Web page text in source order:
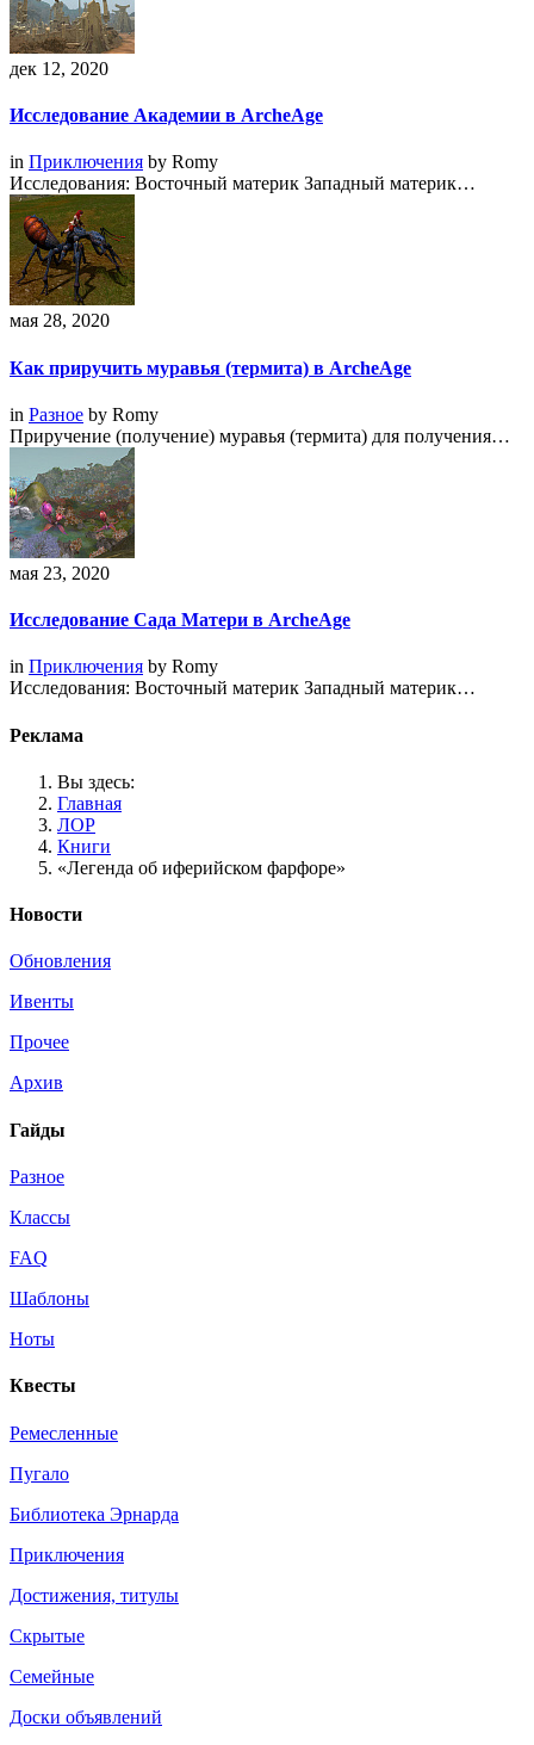
дек 12, 2020
Исследование Академии в ArcheAge
in Приключения by Romy
Исследования: Восточный материк Западный материк…
мая 28, 2020
Как приручить муравья (термита) в ArcheAge
in Разное by Romy
Приручение (получение) муравья (термита) для получения…
мая 23, 2020
Исследование Сада Матери в ArcheAge
in Приключения by Romy
Исследования: Восточный материк Западный материк…
Реклама
Вы здесь:
Главная
ЛОР
Книги
«Легенда об иферийском фарфоре»
Новости
Обновления
Ивенты
Прочее
Архив
Гайды
Разное
Классы
FAQ
Шаблоны
Ноты
Квесты
Ремесленные
Пугало
Библиотека Эрнарда
Приключения
Достижения, титулы
Скрытые
Семейные
Доски объявлений